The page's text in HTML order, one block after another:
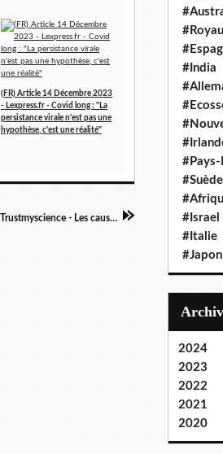
(FR) Article 14 Décembre 2023
- Lexpress.fr - Covid long : "La
persistance virale n'est pas une
hypothèse, c'est une réalité"
(FR) Article 5 juillet 2022 - Trustmyscience - Les causes du " brouillard cérébral " post-Covid enfin clarifiées
#India
#Pays-
#Suède
#Israel
#Italie
#Japon
2024
2023
2022
2021
2020